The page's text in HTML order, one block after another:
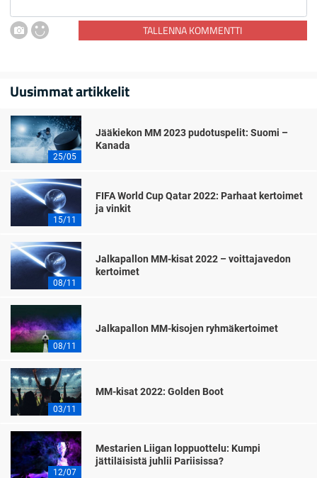
TALLENNA KOMMENTTI
Uusimmat artikkelit
25/05
Jääkiekon MM 2023 pudotuspelit: Suomi –
Kanada
15/11
FIFA World Cup Qatar 2022: Parhaat kertoimet
ja vinkit
08/11
Jalkapallon MM-kisat 2022 – voittajavedon
kertoimet
08/11
Jalkapallon MM-kisojen ryhmäkertoimet
03/11
MM-kisat 2022: Golden Boot
12/07
Mestarien Liigan loppuottelu: Kumpi
jättiläisistä juhlii Pariisissa?